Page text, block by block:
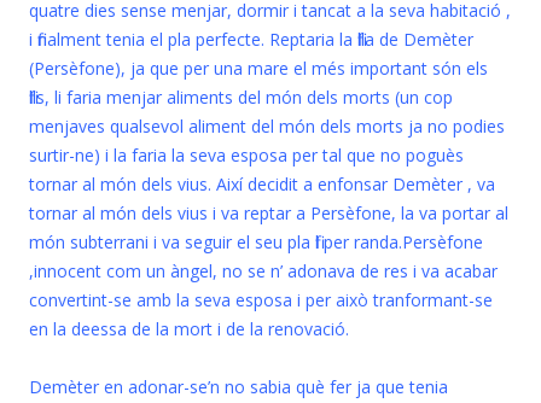
quatre dies sense menjar, dormir i tancat a la seva habitació ,
i finalment tenia el pla perfecte. Reptaria la filla de Demèter
(Persèfone), ja que per una mare el més important són els
fills, li faria menjar aliments del món dels morts (un cop
menjaves qualsevol aliment del món dels morts ja no podies
surtir-ne) i la faria la seva esposa per tal que no poguès
tornar al món dels vius. Així decidit a enfonsar Demèter , va
tornar al món dels vius i va reptar a Persèfone, la va portar al
món subterrani i va seguir el seu pla fil per randa.Persèfone
,innocent com un àngel, no se n’ adonava de res i va acabar
convertint-se amb la seva esposa i per això tranformant-se
en la deessa de la mort i de la renovació.
Demèter en adonar-se’n no sabia què fer ja que tenia